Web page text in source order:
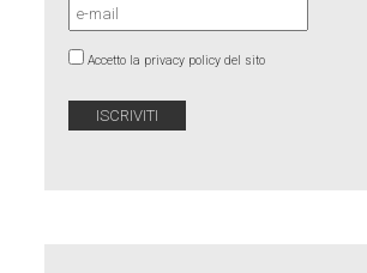
Accetto la privacy policy del sito